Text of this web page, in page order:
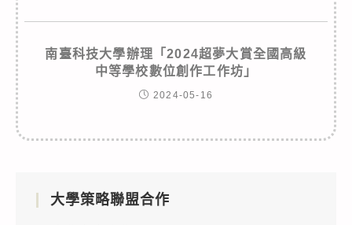
南臺科技大學辦理「2024超夢大賞全國高級
中等學校數位創作工作坊」
2024-05-16
大學策略聯盟合作